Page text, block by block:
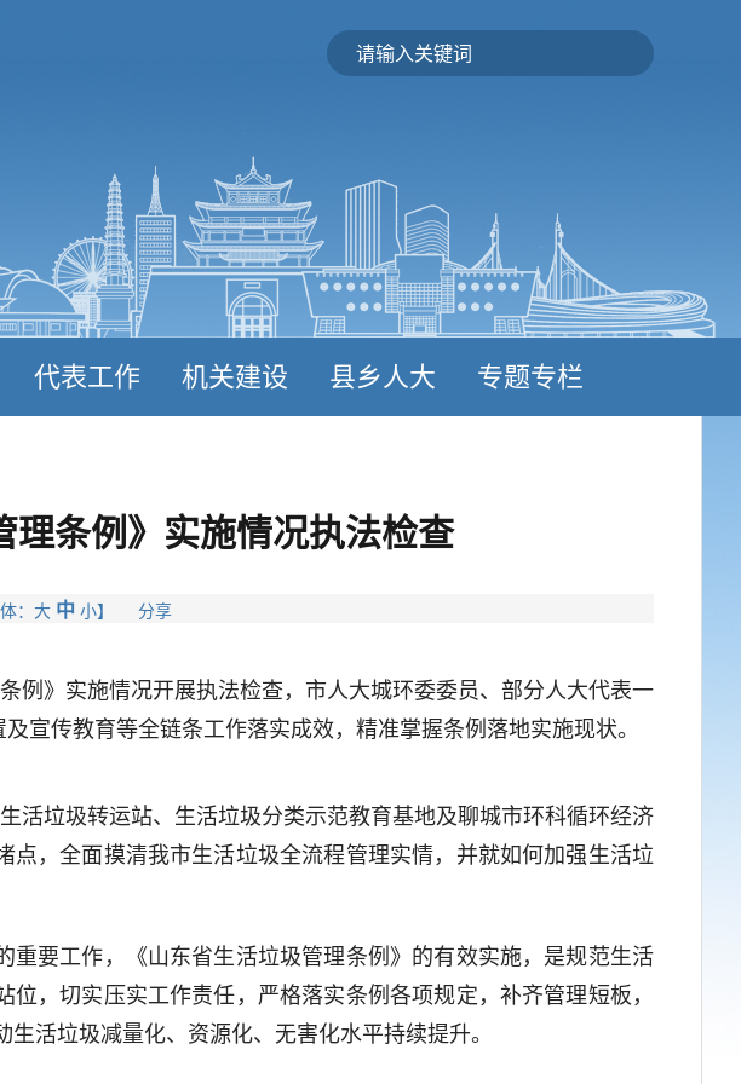
代表工作 机关建设 县乡人大 专题专栏
理条例》实施情况执法检查
： 大 中 小】 分享
》实施情况开展执法检查，市人大城环委委员、部分人大代表一
宣传教育等全链条工作落实成效，精准掌握条例落地实施现状。
垃圾转运站、生活垃圾分类示范教育基地及聊城市环科循环经济
，全面摸清我市生活垃圾全流程管理实情，并就如何加强生活垃
要工作，《山东省生活垃圾管理条例》的有效实施，是规范生活
，切实压实工作责任，严格落实条例各项规定，补齐管理短板，
活垃圾减量化、资源化、无害化水平持续提升。